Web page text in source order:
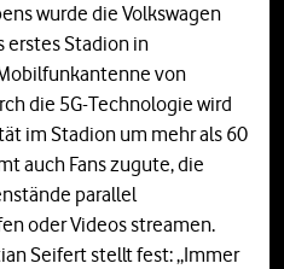
wurde die Volkswagen
erstes Stadion in
von
die 5G-Technologie wird
im Stadion um mehr als 60
auch Fans zugute, die
parallel
oder Videos streamen.
Seifert stellt fest: „Immer